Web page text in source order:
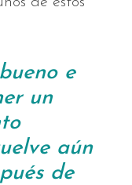
e
un
aún
de